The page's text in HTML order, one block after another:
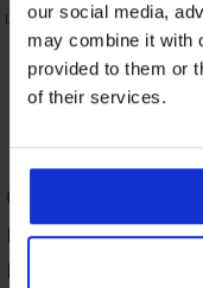
our social media,
may combine it with
provided to them or
of their services.
Сутиен
подплънки
55,99 €
(109,51
44,79 €
ОЦЕНКА НА
неподплатен
мастектомия